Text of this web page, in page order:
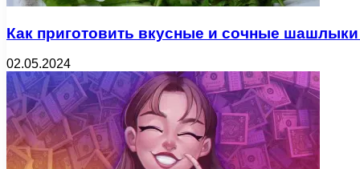
Как приготовить вкусные и сочные
02.05.2024